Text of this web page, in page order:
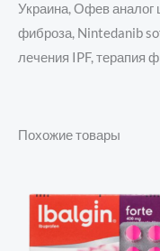
Украина, Офев аналог
фиброза, Nintedanib
лечения IPF, терапия
Похожие товары